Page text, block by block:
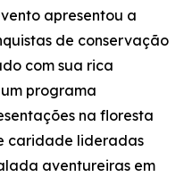
apresentou a
de conservação
com sua rica
programa
na floresta
caridade lideradas
aventureiras em